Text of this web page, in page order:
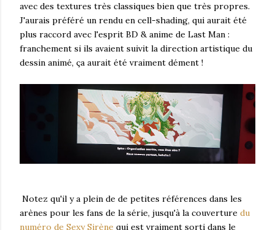
avec des textures très classiques bien que très propres.
J'aurais préféré un rendu en cell-shading, qui aurait été
plus raccord avec l'esprit BD & anime de Last Man :
franchement si ils avaient suivit la direction artistique du
dessin animé, ça aurait été vraiment dément !
Notez qu'il y a plein de de petites références dans les
arènes pour les fans de la série, jusqu'à la couverture du
numéro de Sexy Sirène qui est vraiment sorti dans le